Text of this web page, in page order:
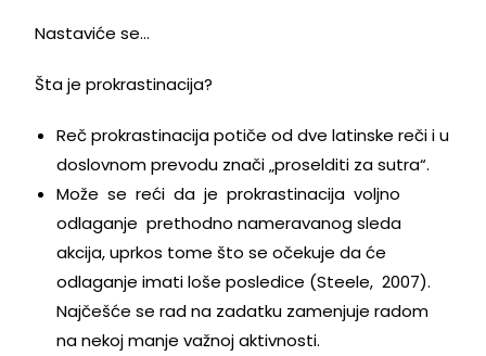
Nastaviće se…
Šta je prokrastinacija?
Reč prokrastinacija potiče od dve latinske reči i u
doslovnom prevodu znači „proselditi za sutra“.
Može se reći da je prokrastinacija voljno
odlaganje prethodno nameravanog sleda
akcija, uprkos tome što se očekuje da će
odlaganje imati loše posledice (Steele, 2007).
Najčešće se rad na zadatku zamenjuje radom
na nekoj manje važnoj aktivnosti.